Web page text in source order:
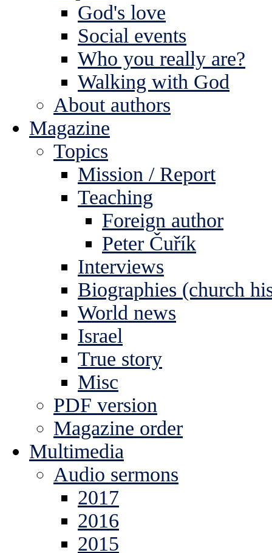
God's love
Social events
Who you really are?
Walking with God
About authors
Magazine
Topics
Mission / Report
Teaching
Foreign author
Peter Čuřík
Interviews
Biographies (church
World news
Israel
True story
Misc
PDF version
Magazine order
Multimedia
Audio sermons
2017
2016
2015